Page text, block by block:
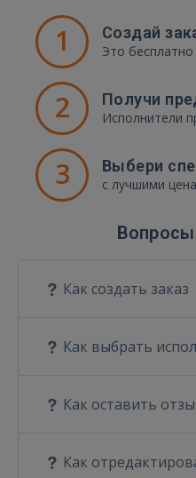
1 Создай
Это бесплатно
2 Получи
Исполнители
3 Выбери
с лучшими
Как создать заказ
Как выбрать
Как оставить
Как